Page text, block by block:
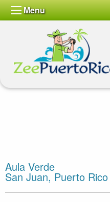
Menu
Aula Verde
San Juan, Puerto Rico